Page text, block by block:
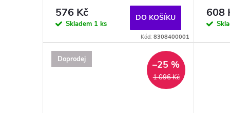
576 Kč
Skladem 1 ks
DO KOŠÍKU
Kód:8308400001
608
Doprodej
1 096 Kč
–25 %